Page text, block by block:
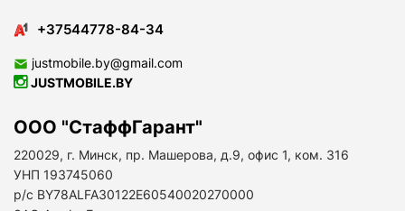
+37544778-84-34
justmobile.by@gmail.com
JUSTMOBILE.BY
ООО "СтаффГарант"
220029, г. Минск, пр. Машерова, д.9, офис 1, ком. 316
УНП 193745060
р/с BY78ALFA30122E60540020270000